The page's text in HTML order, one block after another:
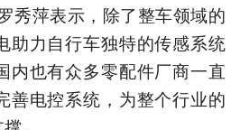
秀萍表示，除了整车领域的
助力自行车独特的传感系统
内也有众多零配件厂商一直
善电控系统，为整个行业的